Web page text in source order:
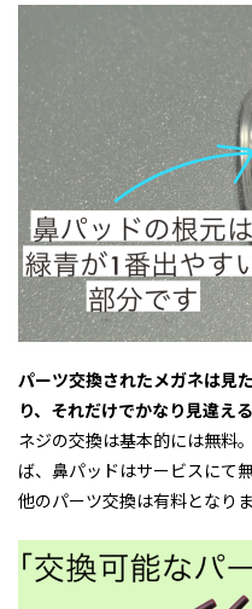
パーツ交換されたメガネは見
り、それだけでかなり見違え
ネジの交換は基本的には無料
ば、鼻パッドはサービスにて
他のパーツ交換は有料となりま